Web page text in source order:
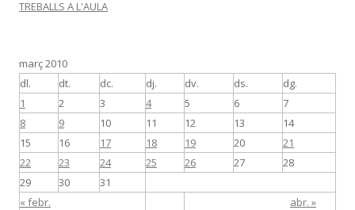
TREBALLS A L'AULA
març 2010
dl.
dt. dc. dj. dv. ds. dg.
« febr. abr. »
1 2 3 4 5 6
7
8
9 10 11 12 13
14
15
16 17 18 19 20
21
22
23 24 25 26 27
28
29
30 31